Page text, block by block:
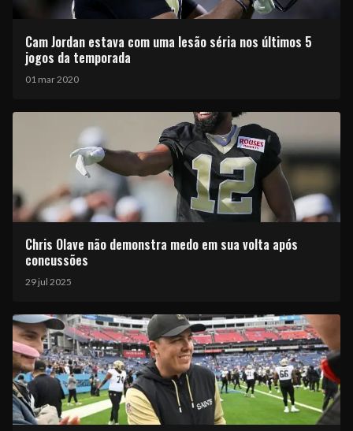
Cam Jordan estava com uma lesão séria nos últimos 5
jogos da temporada
01 mar 2020
Chris Olave não demonstra medo em sua volta após
concussões
29 jul 2025